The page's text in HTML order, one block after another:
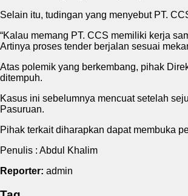
Selain itu, tudingan yang menyebut PT.
“Kalau memang PT. CCS memiliki kerja
Artinya proses tender berjalan sesuai
Atas polemik yang berkembang, pihak
ditempuh.
Kasus ini sebelumnya mencuat setelah
Pasuruan.
Pihak terkait diharapkan dapat membuka
Penulis : Abdul Khalim
Reporter: admin